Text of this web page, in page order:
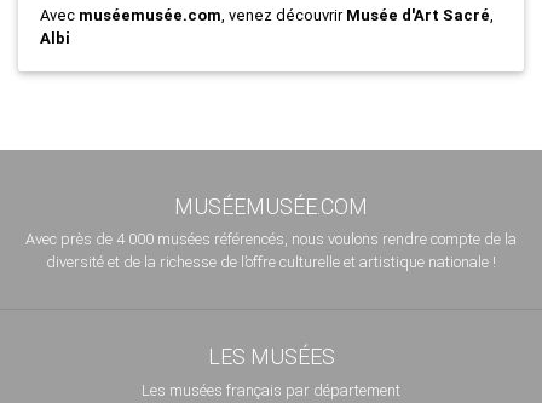
Avec muséemusée.com, venez découvrirMusée d'Art Sacré,
Albi
MUSÉEMUSÉE.COM
Avec près de 4 000 musées référencés, nous voulons rendre compte de la
diversité et de la richesse de l’offre culturelle et artistique nationale !
LES MUSÉES
Les musées français par département